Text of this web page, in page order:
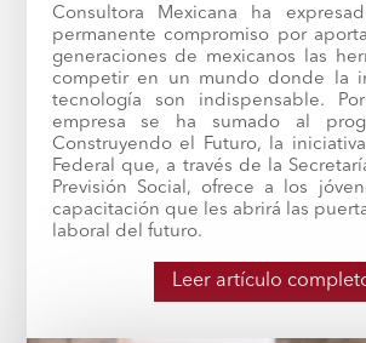
Consultora Mexicana ha
permanente compromiso por
generaciones de mexicanos las
competir en un mundo donde la
tecnología son indispensable.
empresa se ha sumado al
Construyendo el Futuro, la
Federal que, a través de la
Previsión Social, ofrece a los
capacitación que les abrirá las
laboral del futuro.
Leer artículo